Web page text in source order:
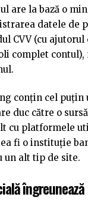
are la bază o
datele de
CVV (cu ajutorul
complet contul),
conțin cel puțin
duc către o
cu platformele
fi o instituție
un alt tip de site.